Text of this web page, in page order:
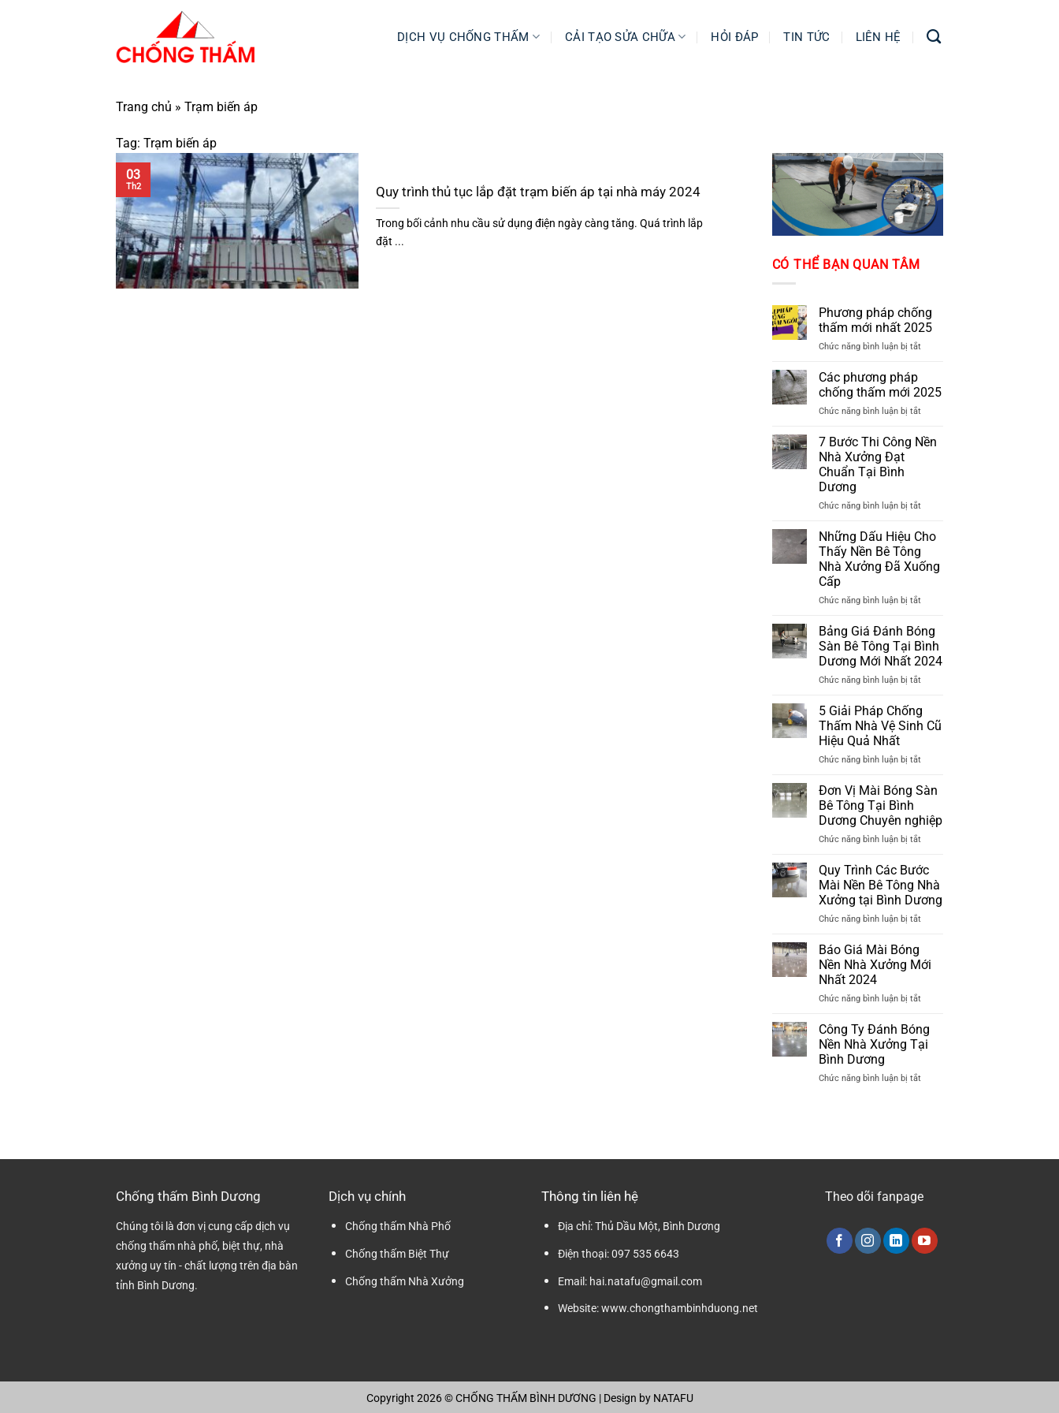
DỊCH VỤ CHỐNG THẤM CẢI TẠO SỬA CHỮA HỎI ĐÁP TIN TỨC LIÊN HỆ
Trang chủ » Trạm biến áp
Tag: Trạm biến áp
Quy trình thủ tục lắp đặt trạm biến áp tại nhà máy 2024
Trong bối cảnh nhu cầu sử dụng điện ngày càng tăng. Quá trình lắp
đặt ...
03
Th2
CÓ THỂ BẠN QUAN TÂM
Phương pháp chống
thấm mới nhất 2025
Chức năng bình luận bị tắtở
chống
thấm
mới
2025
Các phương pháp
chống thấm mới 2025
Chức năng bình luận bị tắtở
phương
2025
7 Bước Thi Công Nền
Nhà Xưởng Đạt
Chuẩn Tại Bình
Dương
Chức năng bình luận bị tắtở
Bước
Công
Nền
Xưởng
Tại
Bình
Dương
Những Dấu Hiệu Cho
Thấy Nền Bê Tông
Nhà Xưởng Đã Xuống
Cấp
Chức năng bình luận bị tắtở
Dấu
Hiệu
Cho
Thấy
Nền
Tông
Nhà
Xuống
Bảng Giá Đánh Bóng
Sàn Bê Tông Tại Bình
Dương Mới Nhất 2024
Chức năng bình luận bị tắtở
Giá
Đánh
Bóng
Bê
Tại
Dương
Mới
Nhất
5 Giải Pháp Chống
Thấm Nhà Vệ Sinh Cũ
Hiệu Quả Nhất
Chức năng bình luận bị tắtở
Giải
Chống
Thấm
Nhà
Sinh
Cũ
Quả
Nhất
Đơn Vị Mài Bóng Sàn
Bê Tông Tại Bình
Dương Chuyên nghiệp
Chức năng bình luận bị tắtở
Vị
Mài
Bóng
Sàn
Bê
Bình
nghiệp
Quy Trình Các Bước
Mài Nền Bê Tông Nhà
Xưởng tại Bình Dương
Chức năng bình luận bị tắtở
Các
Bước
Nền
Tông
Nhà
Xưởng
Bình
Báo Giá Mài Bóng
Nền Nhà Xưởng Mới
Nhất 2024
Chức năng bình luận bị tắtở
Giá
Mài
Bóng
Nhà
Công Ty Đánh Bóng
Nền Nhà Xưởng Tại
Bình Dương
Chức năng bình luận bị tắtở
Nhà
Bình
Chống thấm Bình Dương
Chúng tôi là đơn vị cung cấp dịch vụ
chống thấm nhà phố, biệt thự, nhà
xưởng uy tín - chất lượng trên địa bàn
tỉnh Bình Dương.
Dịch vụ chính
Chống thấm Nhà Phố
Chống thấm Biệt Thự
Chống thấm Nhà Xưởng
Thông tin liên hệ
Địa chỉ:Thủ Dầu Một, Bình Dương
Điện thoại:097 535 6643
Email:hai.natafu@gmail.com
Website: www.chongthambinhduong.net
Theo dõi fanpage
Copyright 2026 ©CHỐNG THẤM BÌNH DƯƠNG | Design by NATAFU